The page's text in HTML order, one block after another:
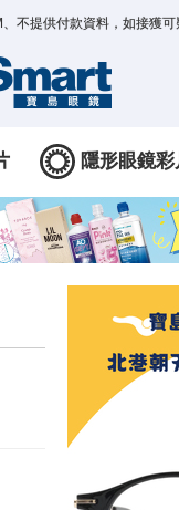
、不提供付款資料，如接獲
隱形眼鏡彩